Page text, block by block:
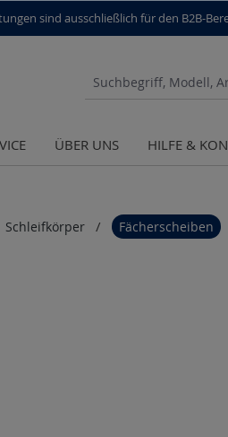
sind aus­schließlich für den B2B-
ÜBER UNS HILFE &
Schleifkörper Fächerscheiben